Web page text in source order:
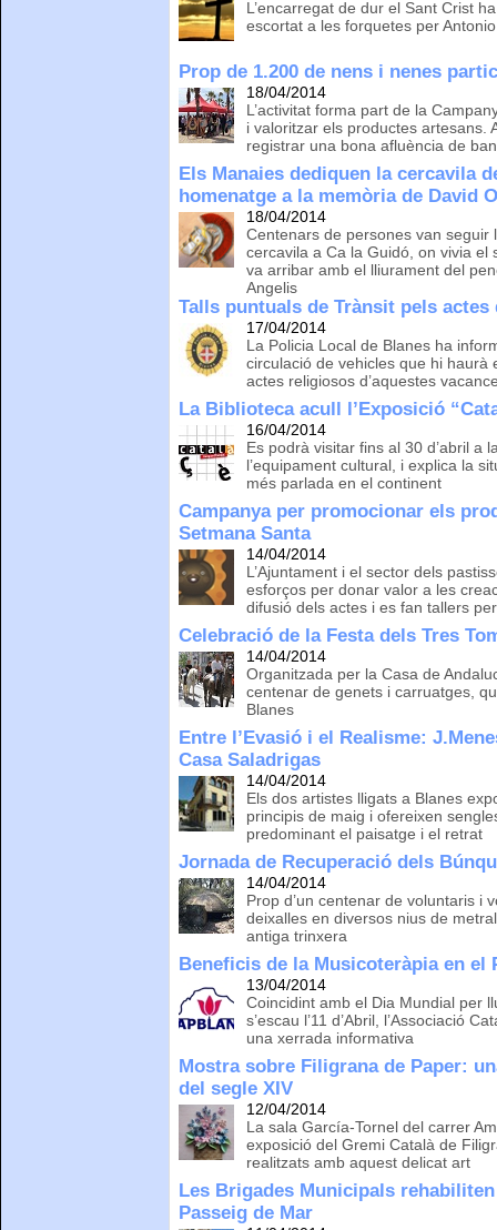
L’encarregat de dur el Sant Crist
escortat a les forquetes per
Prop de 1.200 de nens i nenes
18/04/2014
L’activitat forma part de la
i valoritzar els productes artesans.
registrar una bona afluència de
Els Manaies dediquen la cercavila
homenatge a la memòria de David
18/04/2014
Centenars de persones van
cercavila a Ca la Guidó, on vivia
va arribar amb el lliurament del
Angelis
Talls puntuals de Trànsit pels actes
17/04/2014
La Policia Local de Blanes ha
circulació de vehicles que hi haurà
actes religiosos d’aquestes
La Biblioteca acull l’Exposició
16/04/2014
Es podrà visitar fins al 30 d’abril a
l’equipament cultural, i explica la
més parlada en el continent
Campanya per promocionar els
Setmana Santa
14/04/2014
L’Ajuntament i el sector dels
esforços per donar valor a les
difusió dels actes i es fan tallers
Celebració de la Festa dels Tres
14/04/2014
Organitzada per la Casa de
centenar de genets i carruatges,
Blanes
Entre l’Evasió i el Realisme:
Casa Saladrigas
14/04/2014
Els dos artistes lligats a Blanes
principis de maig i ofereixen
predominant el paisatge i el retrat
Jornada de Recuperació dels
14/04/2014
Prop d’un centenar de voluntaris i
deixalles en diversos nius de
antiga trinxera
Beneficis de la Musicoteràpia en el
13/04/2014
Coincidint amb el Dia Mundial per
s’escau l’11 d’Abril, l’Associació
una xerrada informativa
Mostra sobre Filigrana de Paper:
del segle XIV
12/04/2014
La sala García-Tornel del carrer
exposició del Gremi Català de
realitzats amb aquest delicat art
Les Brigades Municipals
Passeig de Mar